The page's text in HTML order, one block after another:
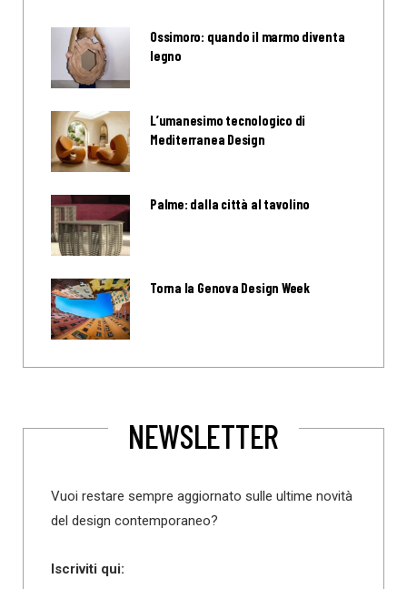
Ossimoro: quando il marmo diventa
legno
L’umanesimo tecnologico di
Mediterranea Design
Palme: dalla città al tavolino
Torna la Genova Design Week
NEWSLETTER
Vuoi restare sempre aggiornato sulle ultime novità
del design contemporaneo?
Iscriviti qui: